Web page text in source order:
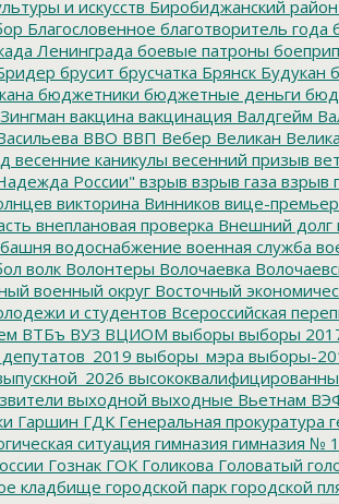
и искусств Биробиджанский район
Благословенное благотворитель года
Ленинграда боевые патроны
брусит брусчатка Брянск Будукан
бюджетники бюджетные деньги
вакцина вакцинация Валдгейм
ВВО ВВП Вебер Великан
весенние каникулы весенний призыв
России" взрыв взрыв газа взрыв
викторина Винников вице-премьер
внеплановая проверка Внешний долг
водоснабжение военная служба
волк Волонтеры Волочаевка
военный округ Восточный
и студентов Всероссийская
ВТБъ ВУЗ ВЦИОМ выборы выборы
выборы_мэра выборы-
выходной выходные Вьетнам
Гаршин ГДКГенеральная прокуратура
ситуация гимназия гимназия № 1
Гознак ГОКГоликова Головатый
кладбище городской парк городской